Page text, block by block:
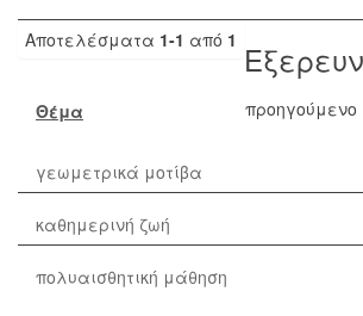
Αποτελέσματα 1-1 από 1
προηγούμενο
Θέμα
γεωμετρικά μοτίβα
καθημερινή ζωή
πολυαισθητική μάθηση